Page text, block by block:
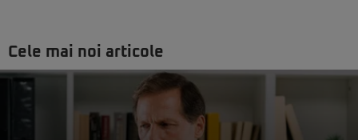
Cele mai noi articole